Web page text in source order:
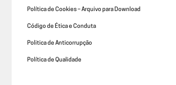
Política de Cookies – Arquivo para Download
Código de Ética e Conduta
Politica de Anticorrupção
Política de Qualidade